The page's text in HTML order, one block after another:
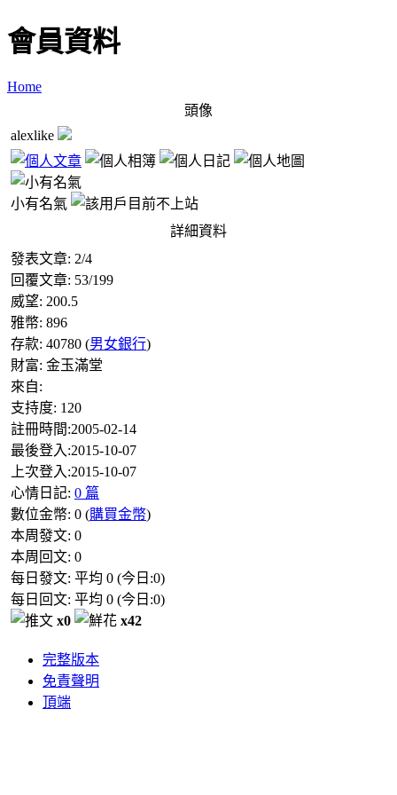
會員資料
Home
頭像
alexlike
小有名氣
詳細資料
發表文章: 2/4
回覆文章: 53/199
威望: 200.5
雅幣: 896
存款: 40780 (男女銀行)
財富: 金玉滿堂
來自:
支持度: 120
註冊時間:2005-02-14
最後登入:2015-10-07
上次登入:2015-10-07
心情日記: 0 篇
數位金幣: 0 (購買金幣)
本周發文: 0
本周回文: 0
每日發文: 平均 0 (今日:0)
每日回文: 平均 0 (今日:0)
x0
x42
完整版本
免責聲明
頂端